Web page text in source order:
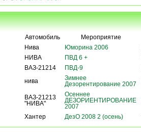
Автомобиль Мероприятие
Нива Юморина 2006
НИВА ПВД 6 +
ВАЗ-21214 ПВД-9
нива
Зимнее
Дезорентирование 2007
ВАЗ-21213
"НИВА"
Осеннее
ДЕЗОРИЕНТИРОВАНИЕ
2007
Хантер ДезО 2008 2 (осень)